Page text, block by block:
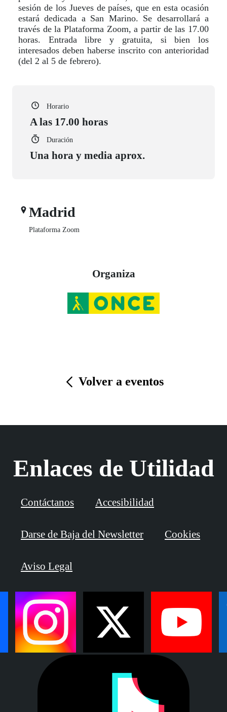
sesión de los Jueves de países, que en esta ocasión
estará dedicada a San Marino. Se desarrollará a
través de la Plataforma Zoom, a partir de las 17.00
horas. Entrada libre y gratuita, si bien los
interesados deben haberse inscrito con anterioridad
(del 2 al 5 de febrero).
Horario
A las 17.00 horas
Duración
Una hora y media aprox.
Madrid
Plataforma Zoom
Organiza
Volver a eventos
Enlaces de Utilidad
Contáctanos Accesibilidad
Darse de Baja del Newsletter Cookies
Aviso Legal